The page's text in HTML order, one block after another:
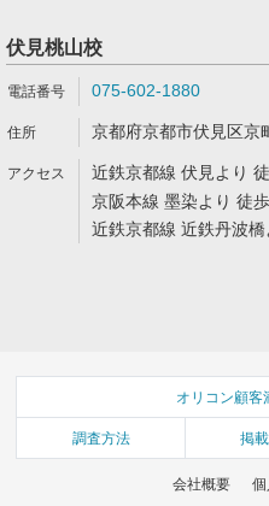
伏見桃山校
075-602-1880
京都府京都市伏見区京
近鉄京都線 伏見より
京阪本線 墨染より 徒
近鉄京都線 近鉄丹波
オリコン顧客
調査方法 掲
会社概要